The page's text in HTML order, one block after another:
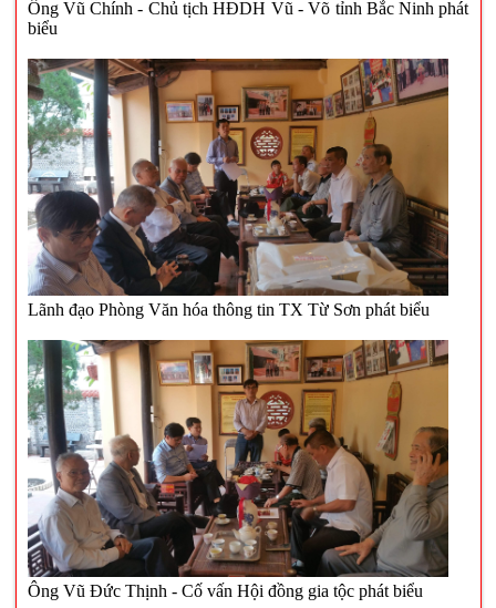
Ông Vũ Chính - Chủ tịch HĐDH Vũ - Võ tỉnh Bắc Ninh phát
biểu
Lãnh đạo Phòng Văn hóa thông tin TX Từ Sơn phát biểu
Ông Vũ Đức Thịnh - Cố vấn Hội đồng gia tộc phát biểu